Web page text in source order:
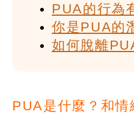
PUA的行為
你是PUA的
如何脫離
PUA是什麼？和情